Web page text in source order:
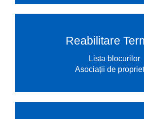
Reabilitare
Lista blocurilor
Asociații de